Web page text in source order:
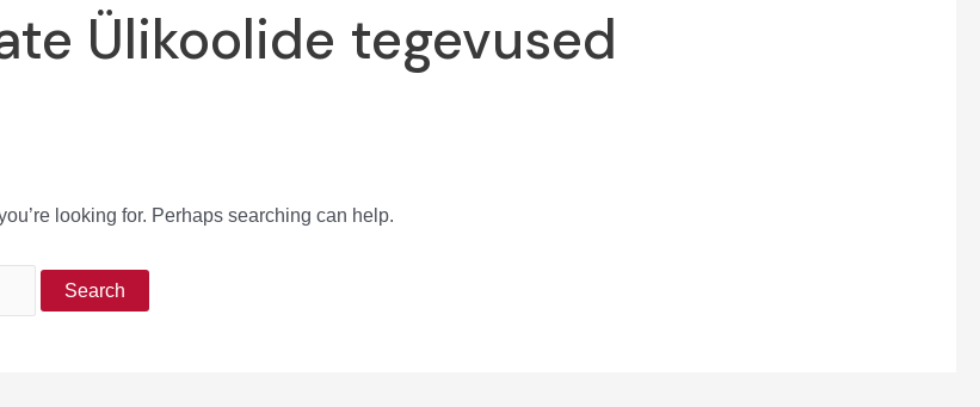
Ülikoolide tegevused
looking for. Perhaps searching can help.